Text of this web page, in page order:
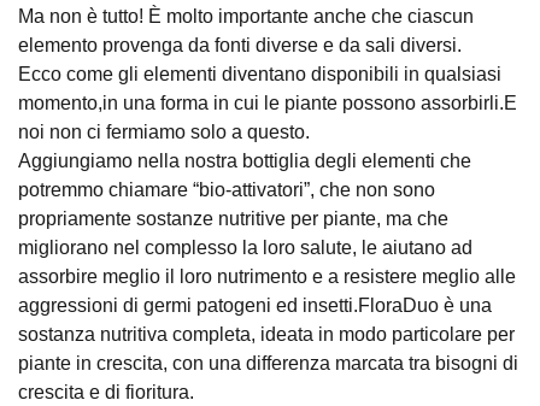
Ma non è tutto! È molto importante anche che ciascun
elemento provenga da fonti diverse e da sali diversi.
Ecco come gli elementi diventano disponibili in qualsiasi
momento,in una forma in cui le piante possono assorbirli.E
noi non ci fermiamo solo a questo.
Aggiungiamo nella nostra bottiglia degli elementi che
potremmo chiamare “bio-attivatori”, che non sono
propriamente sostanze nutritive per piante, ma che
migliorano nel complesso la loro salute, le aiutano ad
assorbire meglio il loro nutrimento e a resistere meglio alle
aggressioni di germi patogeni ed insetti.FloraDuo è una
sostanza nutritiva completa, ideata in modo particolare per
piante in crescita, con una differenza marcata tra bisogni di
crescita e di fioritura.